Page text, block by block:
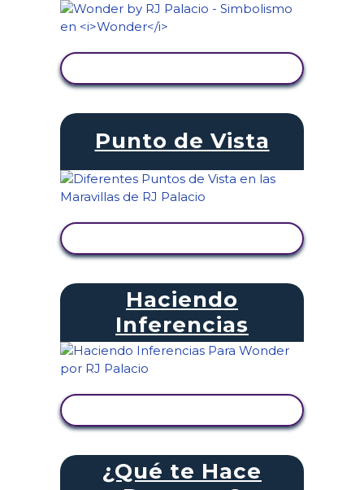
Punto de Vista
Haciendo
Inferencias
¿Qué te Hace